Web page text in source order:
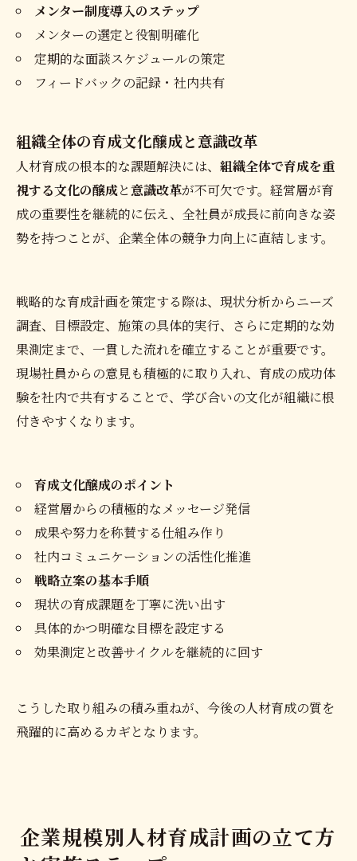
メンター制度導入のステップ
メンターの選定と役割明確化
定期的な面談スケジュールの策定
フィードバックの記録・社内共有
組織全体の育成文化醸成と意識改革
人材育成の根本的な課題解決には、 組織全体で育成を重
視する文化の醸成と意識改革が不可欠です。経営層が育
成の重要性を継続的に伝え、全社員が成長に前向きな姿
勢を持つことが、企業全体の競争力向上に直結します。
戦略的な育成計画を策定する際は、現状分析からニーズ
調査、目標設定、施策の具体的実行、さらに定期的な効
果測定まで、一貫した流れを確立することが重要です。
現場社員からの意見も積極的に取り入れ、育成の成功体
験を社内で共有することで、学び合いの文化が組織に根
付きやすくなります。
育成文化醸成のポイント
経営層からの積極的なメッセージ発信
成果や努力を称賛する仕組み作り
社内コミュニケーションの活性化推進
戦略立案の基本手順
現状の育成課題を丁寧に洗い出す
具体的かつ明確な目標を設定する
効果測定と改善サイクルを継続的に回す
こうした取り組みの積み重ねが、今後の人材育成の質を
飛躍的に高めるカギとなります。
企業規模別人材育成計画の立て方